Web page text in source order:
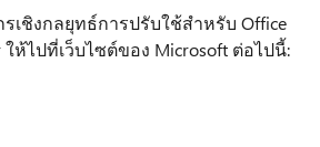
เชิงกลยุทธ์การปรับใช้สำหรับ Office
ห้ไปที่เว็บไซต์ของ Microsoft ต่อไปนี้: